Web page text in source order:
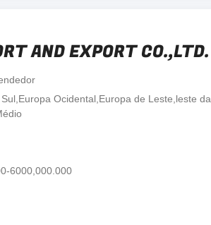
AND EXPORT CO.,LTD.
Ocidental,Europa de Leste,leste da
6000,000.000